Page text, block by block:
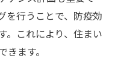
を行うことで、防疫効
。これにより、住まい
ます。